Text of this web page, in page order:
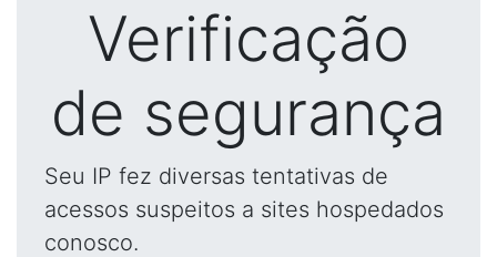
Verificação
de segurança
Seu IP fez diversas tentativas de
acessos suspeitos a sites hospedados
conosco.